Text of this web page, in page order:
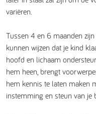
variëren.
Tussen 4 en 6 maanden
kunnen wijzen dat je kind
hoofd en lichaam
hem heen, brengt
hem kennis te laten maken
instemming en steun van je